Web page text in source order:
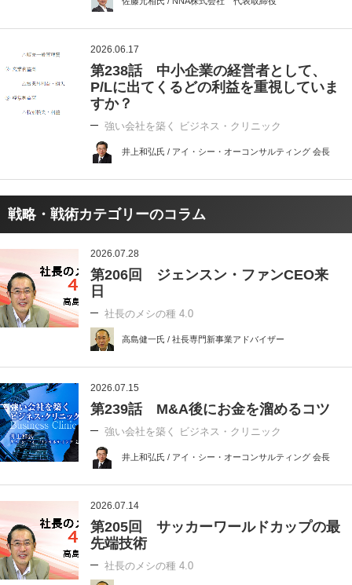
2026.06.17
第238話 中小企業の経営者として、
P/Lに出てくるどの利益を重視していま
すか？
強い会社を築く ビジネス・クリニック
井上和弘氏 / アイ・シー・オーコンサルティング 会長
戦略・戦術カテゴリーのコラム
2026.07.28
第206回 ジェンスン・ファンCEO来
日
社長のメシの種 4.0
高島健一氏 / 社長専門新事業アドバイザー
2026.07.15
第239話 M&A後にお金を溜めるコツ
強い会社を築く ビジネス・クリニック
井上和弘氏 / アイ・シー・オーコンサルティング 会長
2026.07.14
第205回 サッカーワールドカップの最
先端技術
社長のメシの種 4.0